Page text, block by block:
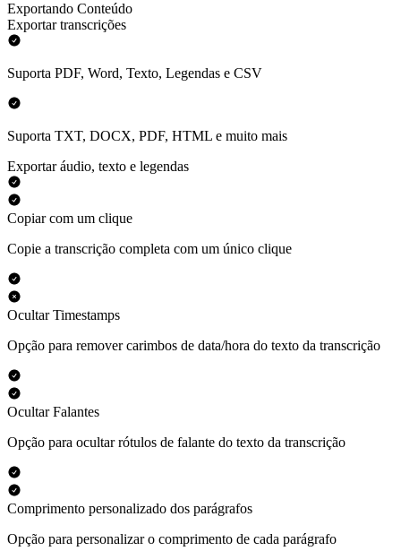
Exportando Conteúdo
Exportar transcrições
Suporta PDF, Word, Texto, Legendas e CSV
Suporta TXT, DOCX, PDF, HTML e muito mais
Exportar áudio, texto e legendas
Copiar com um clique
Copie a transcrição completa com um único clique
Ocultar Timestamps
Opção para remover carimbos de data/hora do texto da transcrição
Ocultar Falantes
Opção para ocultar rótulos de falante do texto da transcrição
Comprimento personalizado dos parágrafos
Opção para personalizar o comprimento de cada parágrafo